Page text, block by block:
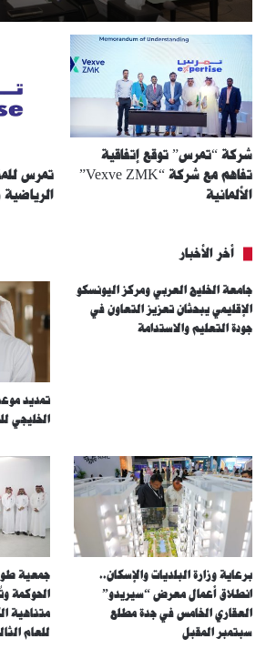
شركة “تمرس” توقع إتفاقية
تفاهم مع شركة “Vexve ZMK”
الألمانية
تمرس
الرياضية
أخر الأخبار
جامعة الخليج العربي ومركز اليونسكو
الإقليمي يبحثان تعزيز التعاون في
جودة التعليم والاستدامة
تمديد
الخليجي
برعاية وزارة البلديات والإسكان..
انطلاق أعمال معرض “سيريدو”
العقاري الخامس في جدة مطلع
سبتمبر المقبل
الحوكمة
متناهية
للعام